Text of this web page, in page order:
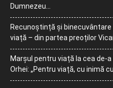
Dumnezeu…
Recunoștință și
viață – din partea preoților
Marșul pentru viață la cea de-a
Orhei: „Pentru viață, cu inimă